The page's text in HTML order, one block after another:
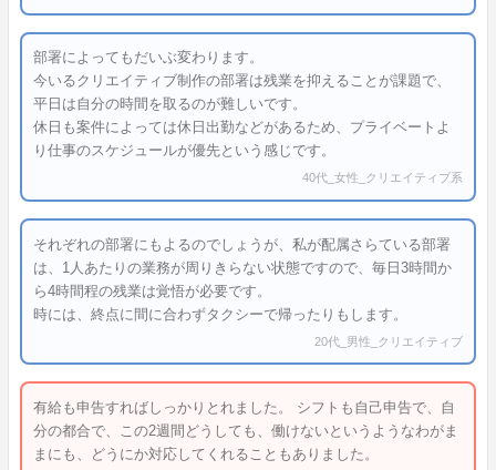
部署によってもだいぶ変わります。
今いるクリエイティブ制作の部署は残業を抑えることが課題で、
平日は自分の時間を取るのが難しいです。
休日も案件によっては休日出勤などがあるため、プライベートよ
り仕事のスケジュールが優先という感じです。
40代_女性_クリエイティブ系
それぞれの部署にもよるのでしょうが、私が配属さらている部署
は、1人あたりの業務が周りきらない状態ですので、毎日3時間か
ら4時間程の残業は覚悟が必要です。
時には、終点に間に合わずタクシーで帰ったりもします。
20代_男性_クリエイティブ
有給も申告すればしっかりとれました。 シフトも自己申告で、自
分の都合で、この2週間どうしても、働けないというようなわがま
まにも、どうにか対応してくれることもありました。